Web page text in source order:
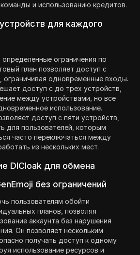
и использованию кредитов.
для каждого
ограничения по
план позволяет доступ с
ограничивая одновременные входы.
доступ с до трех устройств,
между устройствами, но все
использование.
доступ с пяти устройств,
для пользователей, которым
часто переключаться между
из нескольких мест.
DICloak для обмена
без ограничений
пользователям обойти
планов, позволяя
аккаунта без нарушения
Он позволяет нескольким
получать доступ к одному
использование ресурсов и